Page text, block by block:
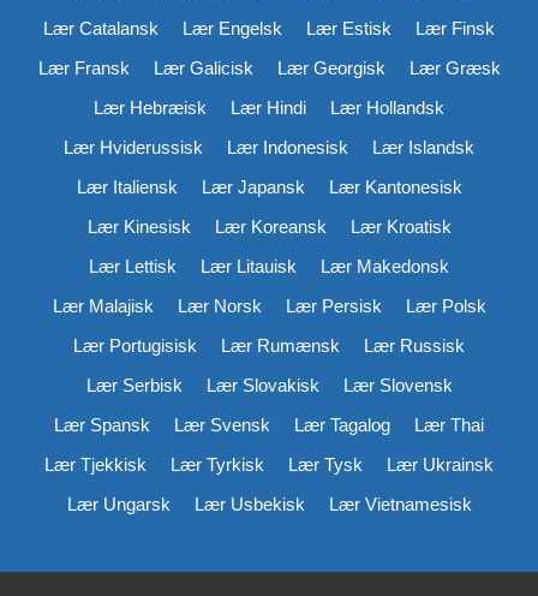
Lær Catalansk
Lær Engelsk Lær Estisk
Lær Finsk
Lær Fransk
Lær Galicisk Lær Georgisk
Lær Græsk
Lær Hebræisk
Lær Hindi
Lær Hollandsk
Lær Hviderussisk
Lær Indonesisk
Lær Islandsk
Lær Italiensk
Lær Japansk
Lær Kantonesisk
Lær Kinesisk
Lær Koreansk
Lær Kroatisk
Lær Lettisk
Lær Litauisk
Lær Makedonsk
Lær Malajisk
Lær Norsk Lær Persisk
Lær Polsk
Lær Portugisisk
Lær Rumænsk
Lær Russisk
Lær Serbisk
Lær Slovakisk
Lær Slovensk
Lær Spansk
Lær Svensk Lær Tagalog
Lær Thai
Lær Tjekkisk
Lær Tyrkisk Lær Tysk
Lær Ukrainsk
Lær Ungarsk
Lær Usbekisk Lær Vietnamesisk